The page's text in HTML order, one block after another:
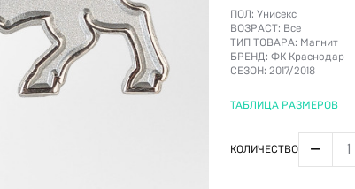
ПОЛ: Унисекс
ВОЗРАСТ: Все
ТИП ТОВАРА: Магнит
БРЕНД: ФК Краснодар
СЕЗОН: 2017/2018
ТАБЛИЦА РАЗМЕРОВ
КОЛИЧЕСТВО −